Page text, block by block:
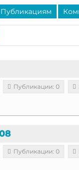
Публикациям
Публикации: 0
Публикации: 0